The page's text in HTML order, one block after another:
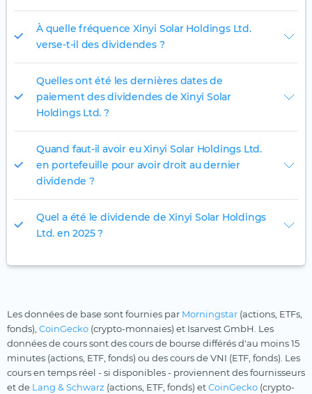
À quelle fréquence Xinyi Solar Holdings Ltd.
verse-t-il des dividendes ?
Quelles ont été les dernières dates de
paiement des dividendes de Xinyi Solar
Holdings Ltd. ?
Quand faut-il avoir eu Xinyi Solar Holdings Ltd.
en portefeuille pour avoir droit au dernier
dividende ?
Quel a été le dividende de Xinyi Solar Holdings
Ltd. en 2025 ?
Les données de base sont fournies par Morningstar (actions, ETFs,
fonds), CoinGecko (crypto-monnaies) et Isarvest GmbH. Les
données de cours sont des cours de bourse différés d'au moins 15
minutes (actions, ETF, fonds) ou des cours de VNI (ETF, fonds). Les
cours en temps réel - si disponibles - proviennent des fournisseurs
et de Lang & Schwarz (actions, ETF, fonds) etCoinGecko (crypto-